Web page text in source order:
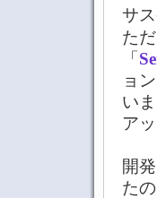
サ
た
「
ョ
い
ア
開
た